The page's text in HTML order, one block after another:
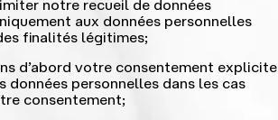
notre recueil de données
aux données personnelles
finalités légitimes;
d’abord votre consentement explicite
données personnelles dans les cas
consentement;